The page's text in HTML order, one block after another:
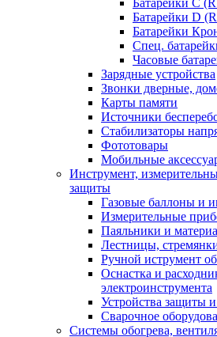
Батарейки C
Батарейки D
Батарейки
Спец.
Часовые
Зарядные устройства
Звонки дверные,
Карты памяти
Источники
Стабилизаторы
Фототовары
Мобильные
Инструмент,
защиты
Газовые баллоны и
Измерительные
Паяльники и
Лестницы,
Ручной иструмент
Оснастка и
электроинструмента
Устройства защиты
Сварочное
Системы обогрева,